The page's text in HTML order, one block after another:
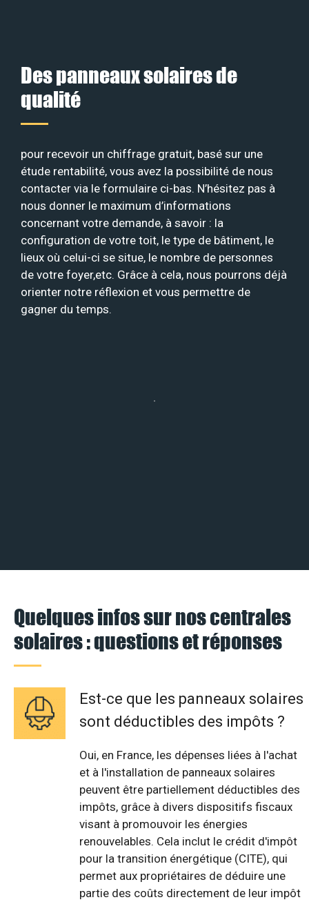
Des panneaux solaires de
qualité
pour recevoir un chiffrage gratuit, basé sur une
étude rentabilité, vous avez la possibilité de nous
contacter via le formulaire ci-bas. N’hésitez pas à
nous donner le maximum d’informations
concernant votre demande, à savoir : la
configuration de votre toit, le type de bâtiment, le
lieux où celui-ci se situe, le nombre de personnes
de votre foyer,etc. Grâce à cela, nous pourrons déjà
orienter notre réflexion et vous permettre de
gagner du temps.
Quelques infos sur nos centrales
solaires : questions et réponses
Est-ce que les panneaux solaires
sont déductibles des impôts ?
Oui, en France, les dépenses liées à l'achat
et à l'installation de panneaux solaires
peuvent être partiellement déductibles des
impôts, grâce à divers dispositifs fiscaux
visant à promouvoir les énergies
renouvelables. Cela inclut le crédit d'impôt
pour la transition énergétique (CITE), qui
permet aux propriétaires de déduire une
partie des coûts directement de leur impôt